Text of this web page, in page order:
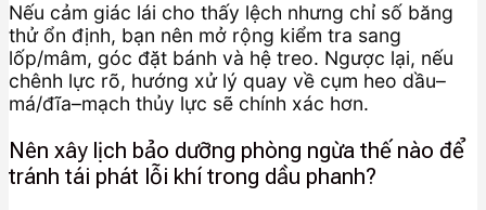
Nếu cảm giác lái cho thấy lệch nhưng chỉ số băng
thử ổn định, bạn nên mở rộng kiểm tra sang
lốp/mâm, góc đặt bánh và hệ treo. Ngược lại, nếu
chênh lực rõ, hướng xử lý quay về cụm heo dầu–
má/đĩa–mạch thủy lực sẽ chính xác hơn.
Nên xây lịch bảo dưỡng phòng ngừa thế nào để
tránh tái phát lỗi khí trong dầu phanh?